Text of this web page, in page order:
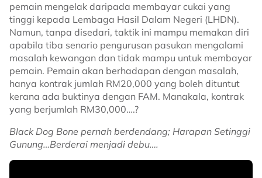
pemain mengelak daripada membayar cukai yang
tinggi kepada Lembaga Hasil Dalam Negeri (LHDN).
Namun, tanpa disedari, taktik ini mampu memakan diri
apabila tiba senario pengurusan pasukan mengalami
masalah kewangan dan tidak mampu untuk membayar
pemain. Pemain akan berhadapan dengan masalah,
hanya kontrak jumlah RM20,000 yang boleh dituntut
kerana ada buktinya dengan FAM. Manakala, kontrak
yang berjumlah RM30,000….?
Black Dog Bone pernah berdendang; Harapan Setinggi
Gunung…Berderai menjadi debu….